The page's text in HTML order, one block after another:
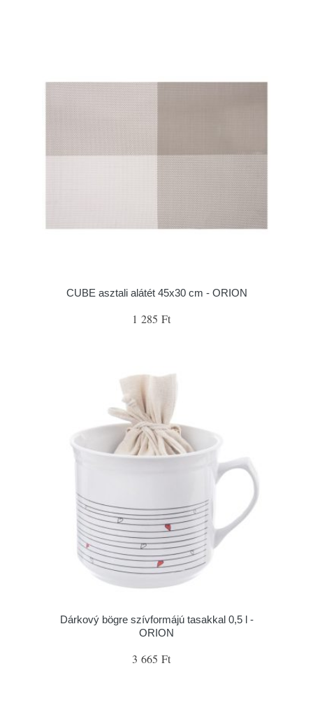
CUBE asztali alátét 45x30 cm - ORION
1 285 Ft
Dárkový bögre szívformájú tasakkal 0,5 l -
ORION
3 665 Ft